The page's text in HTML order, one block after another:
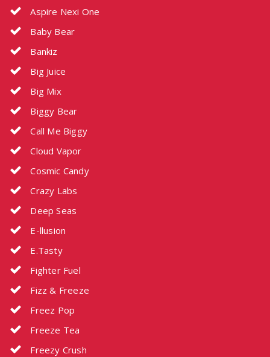
Aspire Nexi One
Baby Bear
Bankiz
Big Juice
Big Mix
Biggy Bear
Call Me Biggy
Cloud Vapor
Cosmic Candy
Crazy Labs
Deep Seas
E-llusion
E.Tasty
Fighter Fuel
Fizz & Freeze
Freez Pop
Freeze Tea
Freezy Crush